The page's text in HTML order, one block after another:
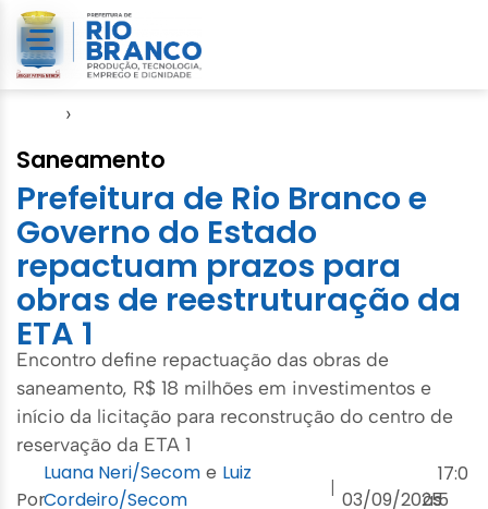
›
Saneamento
Prefeitura de Rio Branco e
Governo do Estado
repactuam prazos para
obras de reestruturação da
ETA 1
Encontro define repactuação das obras de
saneamento, R$ 18 milhões em investimentos e
início da licitação para reconstrução do centro de
reservação da ETA 1
Por
Luana Neri/Secom e Luiz
Cordeiro/Secom
|
03/09/2025
às
17:0
5